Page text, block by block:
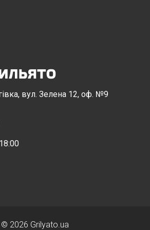
вул. Зелена 12, оф. №9
© 2026 Grilyato.ua